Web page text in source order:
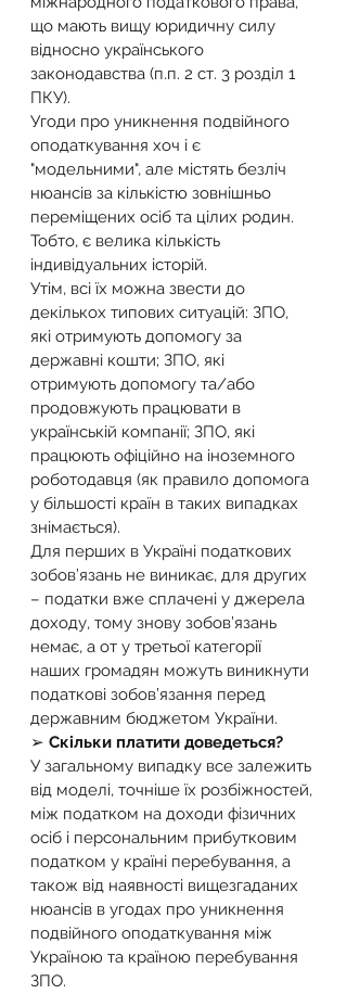
що мають вищу юридичну силу
відносно українського
законодавства (п.п. 2 ст. 3 розділ 1
ПКУ).
Угоди про уникнення подвійного
оподаткування хоч і є
"модельними", але містять безліч
нюансів за кількістю зовнішньо
переміщених осіб та цілих родин.
Тобто, є велика кількість
індивідуальних історій.
Утім, всі їх можна звести до
декількох типових ситуацій: ЗПО,
які отримують допомогу за
державні кошти; ЗПО, які
отримують допомогу та/або
продовжують працювати в
українській компанії; ЗПО, які
працюють офіційно на іноземного
роботодавця (як правило допомога
у більшості країн в таких випадках
знімається).
Для перших в Україні податкових
зобов’язань не виникає, для других
– податки вже сплачені у джерела
доходу, тому знову зобов’язань
немає, а от у третьої категорії
наших громадян можуть виникнути
податкові зобов’язання перед
державним бюджетом України.
➢ Скільки платити доведеться?
У загальному випадку все залежить
від моделі, точніше їх розбіжностей,
між податком на доходи фізичних
осіб і персональним прибутковим
податком у країні перебування, а
також від наявності вищезгаданих
нюансів в угодах про уникнення
подвійного оподаткування між
Україною та країною перебування
ЗПО.